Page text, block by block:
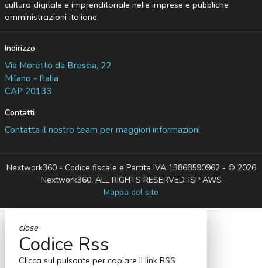
cultura digitale e imprenditoriale nelle imprese e pubbliche
amministrazioni italiane.
Indirizzo
Via Moretto da Brescia, 22
Milano - Italia
CAP 20133
Contatti
Contatta il nostro team per maggiori informazioni
Nextwork360 - Codice fiscale e Partita IVA 13868590962 - © 2026
Nextwork360. ALL RIGHTS RESERVED. ISP AWS
Mappa del sito
close
Codice Rss
Clicca sul pulsante per copiare il link RSS